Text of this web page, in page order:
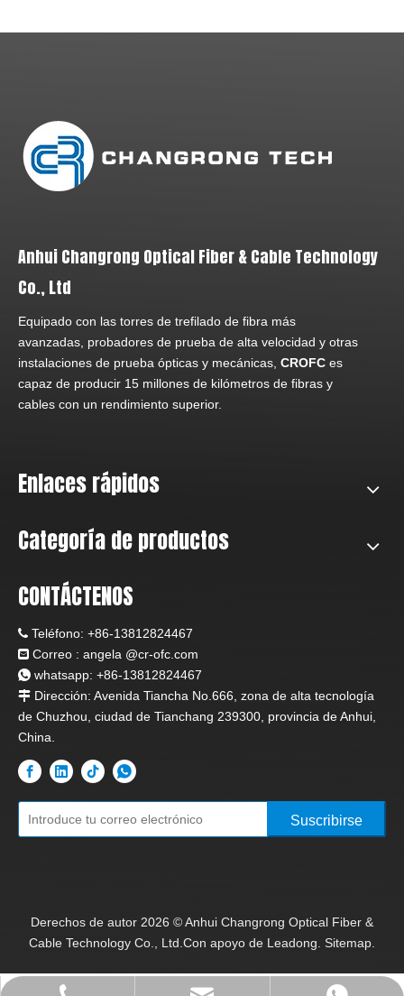
Anhui Changrong Optical Fiber & Cable Technology
Co., Ltd
Equipado con las torres de trefilado de fibra más
avanzadas, probadores de prueba de alta velocidad y otras
instalaciones de prueba ópticas y mecánicas, CROFC es
capaz de producir 15 millones de kilómetros de fibras y
cables con un rendimiento superior.
Enlaces rápidos
Categoría de productos
CONTÁCTENOS
 Teléfono: +86-13812824467
 Correo : angela @cr-ofc.com
 whatsapp: +86-13812824467
 Dirección: Avenida Tiancha No.666, zona de alta tecnología
de Chuzhou, ciudad de Tianchang 239300, provincia de Anhui,
China.
Suscribirse
Derechos de autor 2026 © Anhui Changrong Optical Fiber &
Cable Technology Co., Ltd.Con apoyo de Leadong. Sitemap.